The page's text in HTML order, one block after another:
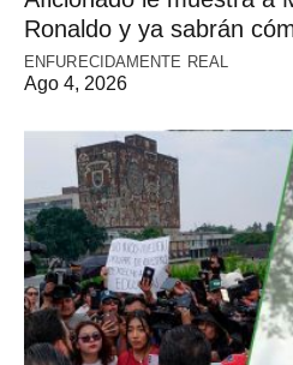
Ronaldo y ya sabrán
ENFURECIDAMENTE REAL
Ago 4, 2026